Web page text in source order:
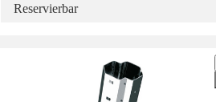
Reservierbar